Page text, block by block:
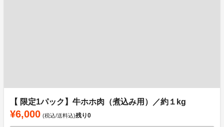
【 限定1パック】牛ホホ肉（煮込み用）／約１kg
¥6,000 (税込/送料込)残り0